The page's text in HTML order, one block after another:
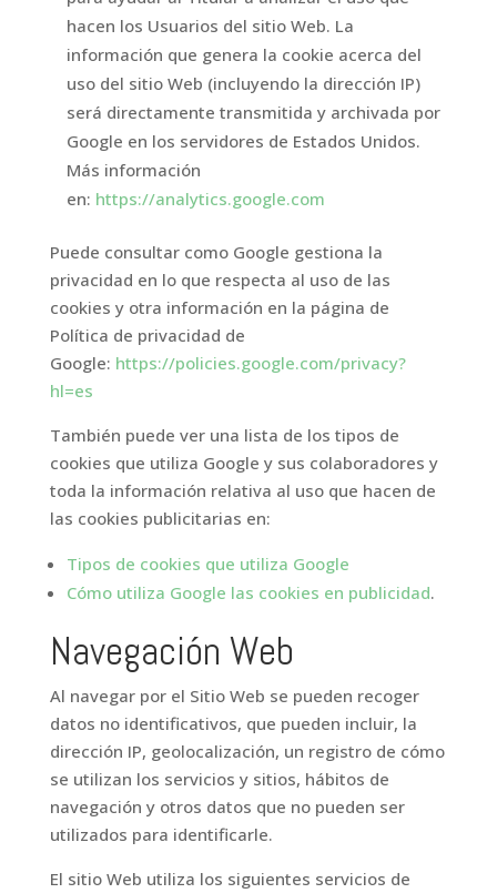
hacen los Usuarios del sitio Web. La
información que genera la cookie acerca del
uso del sitio Web (incluyendo la dirección IP)
será directamente transmitida y archivada por
Google en los servidores de Estados Unidos.
Más información
en: https://analytics.google.com
Puede consultar como Google gestiona la
privacidad en lo que respecta al uso de las
cookies y otra información en la página de
Política de privacidad de
Google: https://policies.google.com/privacy?
hl=es
También puede ver una lista de los tipos de
cookies que utiliza Google y sus colaboradores y
toda la información relativa al uso que hacen de
las cookies publicitarias en:
Tipos de cookies que utiliza Google
Cómo utiliza Google las cookies en publicidad.
Navegación Web
Al navegar por el Sitio Web se pueden recoger
datos no identificativos, que pueden incluir, la
dirección IP, geolocalización, un registro de cómo
se utilizan los servicios y sitios, hábitos de
navegación y otros datos que no pueden ser
utilizados para identificarle.
El sitio Web utiliza los siguientes servicios de